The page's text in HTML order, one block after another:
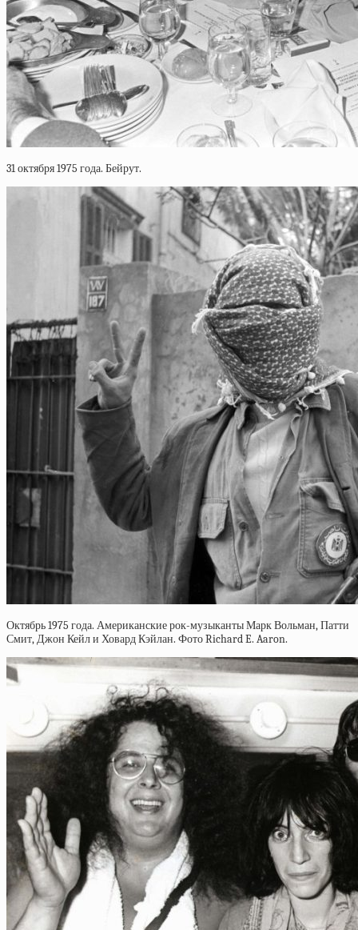
31 октября 1975 года. Бейрут.
Октябрь 1975 года. Американские рок-музыканты Марк Вольман, Патти
Смит, Джон Кейл и Ховард Кэйлан. Фото Richard E. Aaron.